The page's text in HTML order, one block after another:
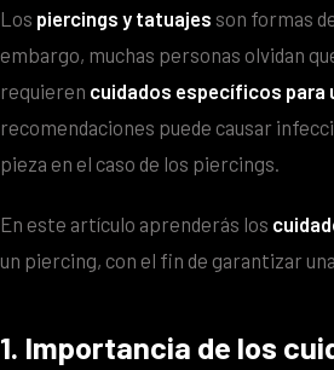
Los piercings y tatuajes son formas
embargo, muchas personas olvidan
requieren cuidados específicos
recomendaciones puede causar
pieza en el caso de los piercings.
En este artículo aprenderás los
un piercing, con el fin de garantizar
1. Importancia de los